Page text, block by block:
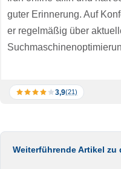
guter Erinnerung. Auf
er regelmäßig über
3,9(21)
Weiterführende Artikel zu